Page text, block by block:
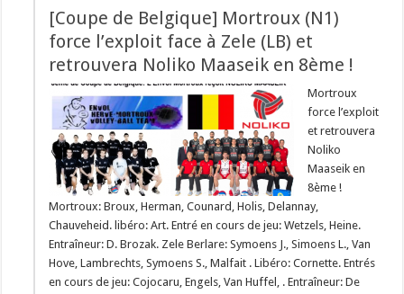
[Coupe de Belgique] Mortroux (N1)
force l’exploit face à Zele (LB) et
retrouvera Noliko Maaseik en 8ème !
Mortroux
force l’exploit
et retrouvera
Noliko
Maaseik en
8ème !
Mortroux: Broux, Herman, Counard, Holis, Delannay,
Chauveheid. libéro: Art. Entré en cours de jeu: Wetzels, Heine.
Entraîneur: D. Brozak. Zele Berlare: Symoens J., Simoens L., Van
Hove, Lambrechts, Symoens S., Malfait . Libéro: Cornette. Entrés
en cours de jeu: Cojocaru, Engels, Van Huffel, . Entraîneur: De